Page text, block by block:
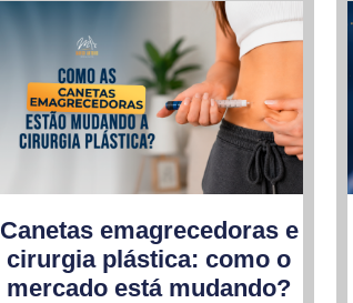
Canetas emagrecedoras e
cirurgia plástica: como o
mercado está mudando?